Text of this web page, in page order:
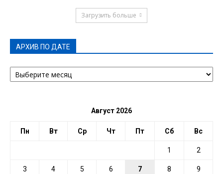
Загрузить больше
АРХИВ ПО ДАТЕ
АРХИВ
ПО
Август 2026
Пн Вт Ср Чт Пт Сб Вс
1 2
3 4 5 6 7 8 9